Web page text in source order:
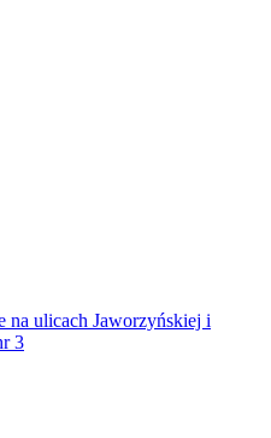
na ulicach Jaworzyńskiej i
3